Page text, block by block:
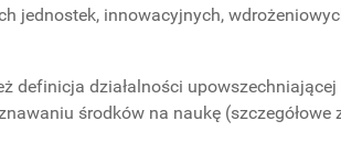
jednostek, innowacyjnych,
definicja działalności
środków na naukę